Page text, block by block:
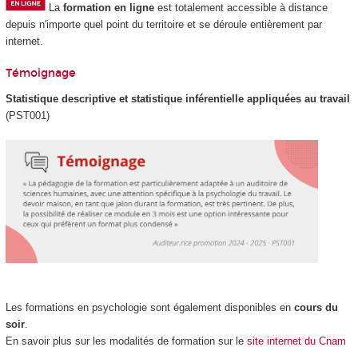
La formation en ligneest totalement accessible à distance
depuis n'importe quel point du territoire et se déroule entièrement par
internet.
Témoignage
Statistique descriptive et statistique inférentielle appliquées au travail
(PST001)
Les formations en psychologie sont également disponibles en cours du
soir.
En savoir plus sur les modalités de formationsur le site internet du Cnam